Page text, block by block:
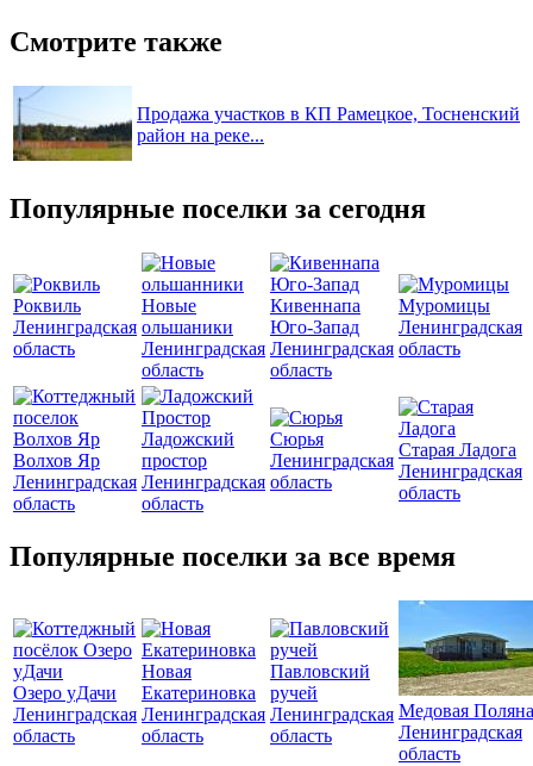
Смотрите также
Продажа участков в КП Рамецкое, Тосненский
район на реке...
Популярные поселки за сегодня
Роквиль
Ленинградская
область
Новые
ольшаники
Ленинградская
область
Кивеннапа
Юго-Запад
Ленинградская
область
Муромицы
Ленинградская
область
Волхов Яр
Ленинградская
область
Ладожский
простор
Ленинградская
область
Сюрья
Ленинградская
область
Старая Ладога
Ленинградская
область
Популярные поселки за все время
Озеро уДачи
Ленинградская
область
Новая
Екатериновка
Ленинградская
область
Павловский
ручей
Ленинградская
область
Медовая Поляна
Ленинградская
область